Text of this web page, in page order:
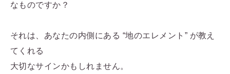
なものですか？
それは、あなたの内側にある “地のエレメント” が教え
てくれる
大切なサインかもしれません。